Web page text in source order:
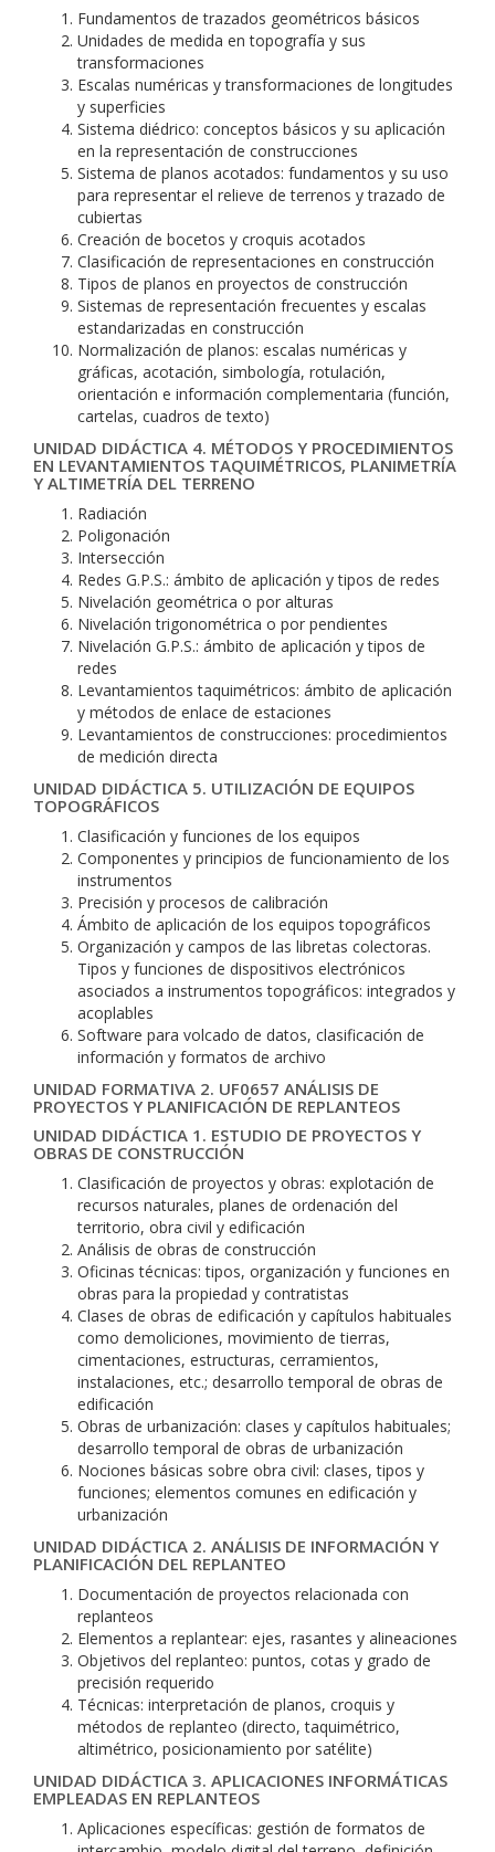
Fundamentos de trazados geométricos básicos
Unidades de medida en topografía y sus
transformaciones
Escalas numéricas y transformaciones de longitudes
y superficies
Sistema diédrico: conceptos básicos y su aplicación
en la representación de construcciones
Sistema de planos acotados: fundamentos y su uso
para representar el relieve de terrenos y trazado de
cubiertas
Creación de bocetos y croquis acotados
Clasificación de representaciones en construcción
Tipos de planos en proyectos de construcción
Sistemas de representación frecuentes y escalas
estandarizadas en construcción
Normalización de planos: escalas numéricas y
gráficas, acotación, simbología, rotulación,
orientación e información complementaria (función,
cartelas, cuadros de texto)
UNIDAD DIDÁCTICA 4. MÉTODOS Y PROCEDIMIENTOS
EN LEVANTAMIENTOS TAQUIMÉTRICOS, PLANIMETRÍA
Y ALTIMETRÍA DEL TERRENO
Radiación
Poligonación
Intersección
Redes G.P.S.: ámbito de aplicación y tipos de redes
Nivelación geométrica o por alturas
Nivelación trigonométrica o por pendientes
Nivelación G.P.S.: ámbito de aplicación y tipos de
redes
Levantamientos taquimétricos: ámbito de aplicación
y métodos de enlace de estaciones
Levantamientos de construcciones: procedimientos
de medición directa
UNIDAD DIDÁCTICA 5. UTILIZACIÓN DE EQUIPOS
TOPOGRÁFICOS
Clasificación y funciones de los equipos
Componentes y principios de funcionamiento de los
instrumentos
Precisión y procesos de calibración
Ámbito de aplicación de los equipos topográficos
Organización y campos de las libretas colectoras.
Tipos y funciones de dispositivos electrónicos
asociados a instrumentos topográficos: integrados y
acoplables
Software para volcado de datos, clasificación de
información y formatos de archivo
UNIDAD FORMATIVA 2. UF0657 ANÁLISIS DE
PROYECTOS Y PLANIFICACIÓN DE REPLANTEOS
UNIDAD DIDÁCTICA 1. ESTUDIO DE PROYECTOS Y
OBRAS DE CONSTRUCCIÓN
Clasificación de proyectos y obras: explotación de
recursos naturales, planes de ordenación del
territorio, obra civil y edificación
Análisis de obras de construcción
Oficinas técnicas: tipos, organización y funciones en
obras para la propiedad y contratistas
Clases de obras de edificación y capítulos habituales
como demoliciones, movimiento de tierras,
cimentaciones, estructuras, cerramientos,
instalaciones, etc.; desarrollo temporal de obras de
edificación
Obras de urbanización: clases y capítulos habituales;
desarrollo temporal de obras de urbanización
Nociones básicas sobre obra civil: clases, tipos y
funciones; elementos comunes en edificación y
urbanización
UNIDAD DIDÁCTICA 2. ANÁLISIS DE INFORMACIÓN Y
PLANIFICACIÓN DEL REPLANTEO
Documentación de proyectos relacionada con
replanteos
Elementos a replantear: ejes, rasantes y alineaciones
Objetivos del replanteo: puntos, cotas y grado de
precisión requerido
Técnicas: interpretación de planos, croquis y
métodos de replanteo (directo, taquimétrico,
altimétrico, posicionamiento por satélite)
UNIDAD DIDÁCTICA 3. APLICACIONES INFORMÁTICAS
EMPLEADAS EN REPLANTEOS
Aplicaciones específicas: gestión de formatos de